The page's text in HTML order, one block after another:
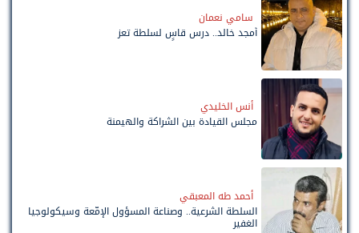
سامي نعمان
أمجد خالد.. درس قاسٍ لسلطة تعز
أنس الخليدي
مجلس القيادة بين الشراكة والهيمنة
أحمد طه المعبقي
السلطة الشرعية.. وصناعة المسؤول الإمّعة وسيكولوجيا
الغفير